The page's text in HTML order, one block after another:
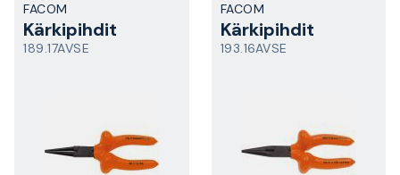
FACOM
Kärkipihdit
189.17AVSE
FACOM
Kärkipihdit
193.16AVSE